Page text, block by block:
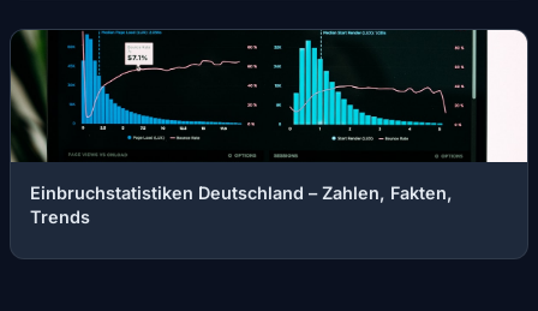
Einbruchstatistiken Deutschland – Zahlen, Fakten,
Trends